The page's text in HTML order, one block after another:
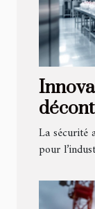
La sécurité
pour